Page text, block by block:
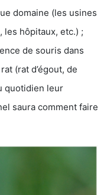
domaine (les usines
les hôpitaux, etc.) ;
de souris dans
(rat d’égout, de
quotidien leur
saura comment faire